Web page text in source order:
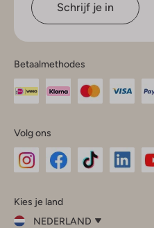
Schrijf je in
Betaalmethodes
Volg ons
InstagramFacebook
Kies je land
NEDERLAND